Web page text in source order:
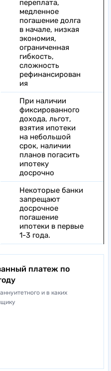
переплата,
медленное
погашение долга
в начале, низкая
экономия,
ограниченная
гибкость,
сложность
рефинансирован
ия
При наличии
фиксированного
дохода, льгот,
взятия ипотеки
на небольшой
срок, наличии
планов погасить
ипотеку
досрочно
Некоторые банки
запрещают
досрочное
погашение
ипотеки в первые
1-3 года.
платеж по
и в каких